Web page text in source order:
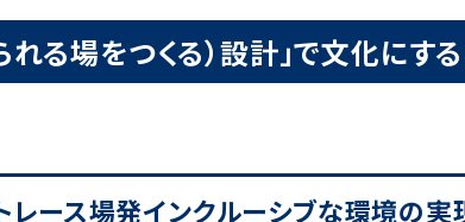
る場をつくる）設計」で文化にする
レース場発インクルーシブな環境の実